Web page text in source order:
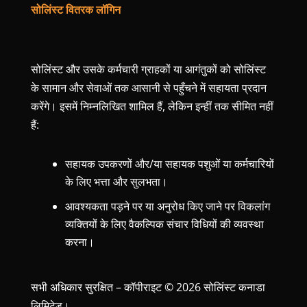
सोलिंस्ट वितरक लॉगिन
सोलिंस्ट और उसके कर्मचारी ग्राहकों या आगंतुकों को सोलिंस्ट
के सामान और सेवाओं तक आसानी से पहुँचने में सहायता प्रदान
करेंगे। इसमें निम्नलिखित शामिल हैं, लेकिन इन्हीं तक सीमित नहीं
हैं:
सहायक उपकरणों और/या सहायक पशुओं या कर्मचारियों
के लिए भत्ता और सुलभता।
आवश्यकता पड़ने पर या अनुरोध किए जाने पर विकलांग
व्यक्तियों के लिए वैकल्पिक संचार विधियों की व्यवस्था
करना।
सभी अधिकार सुरक्षित – कॉपीराइट © 2026 सोलिंस्ट कनाडा